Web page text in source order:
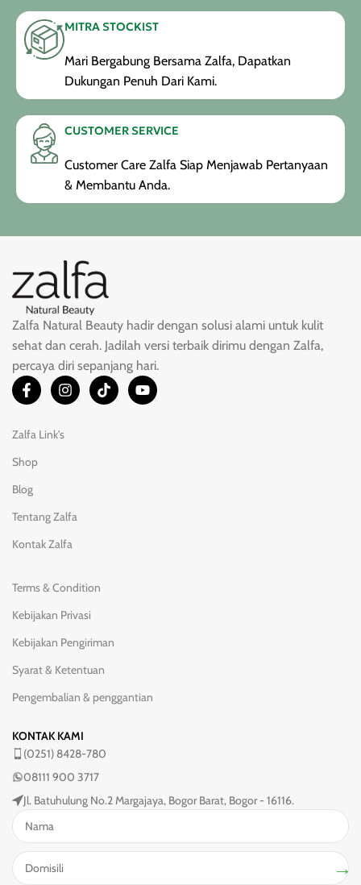
MITRA STOCKIST
Mari Bergabung Bersama Zalfa, Dapatkan
Dukungan Penuh Dari Kami.
CUSTOMER SERVICE
Customer Care Zalfa Siap Menjawab Pertanyaan
& Membantu Anda.
Zalfa Natural Beauty hadir dengan solusi alami untuk kulit
sehat dan cerah. Jadilah versi terbaik dirimu dengan Zalfa,
percaya diri sepanjang hari.
Zalfa Link's
Shop
Blog
Tentang Zalfa
Kontak Zalfa
Terms & Condition
Kebijakan Privasi
Kebijakan Pengiriman
Syarat & Ketentuan
Pengembalian & penggantian
KONTAK KAMI
(0251) 8428-780
08111 900 3717
Jl. Batuhulung No.2 Margajaya, Bogor Barat, Bogor - 16116.
→